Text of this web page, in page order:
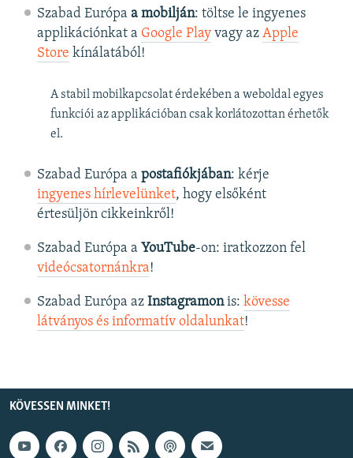
Szabad Európa a mobilján: töltse le ingyenes
applikációnkat a Google Playvagy az Apple
Store kínálatából!
A stabil mobilkapcsolat érdekében a weboldal egyes
funkciói az applikációban csak korlátozottan érhetők
el.
Szabad Európa a postafiókjában: kérje
ingyenes hírlevelünket, hogy elsőként
értesüljön cikkeinkről!
Szabad Európa a YouTube-on: iratkozzon fel
videócsatornánkra!
Szabad Európa az Instagramonis: kövesse
látványos és informatív oldalunkat! ​
KÖVESSEN MINKET!